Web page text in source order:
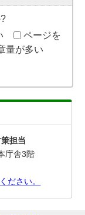
ページを
量が多い
担当
庁舎3階
ださい。